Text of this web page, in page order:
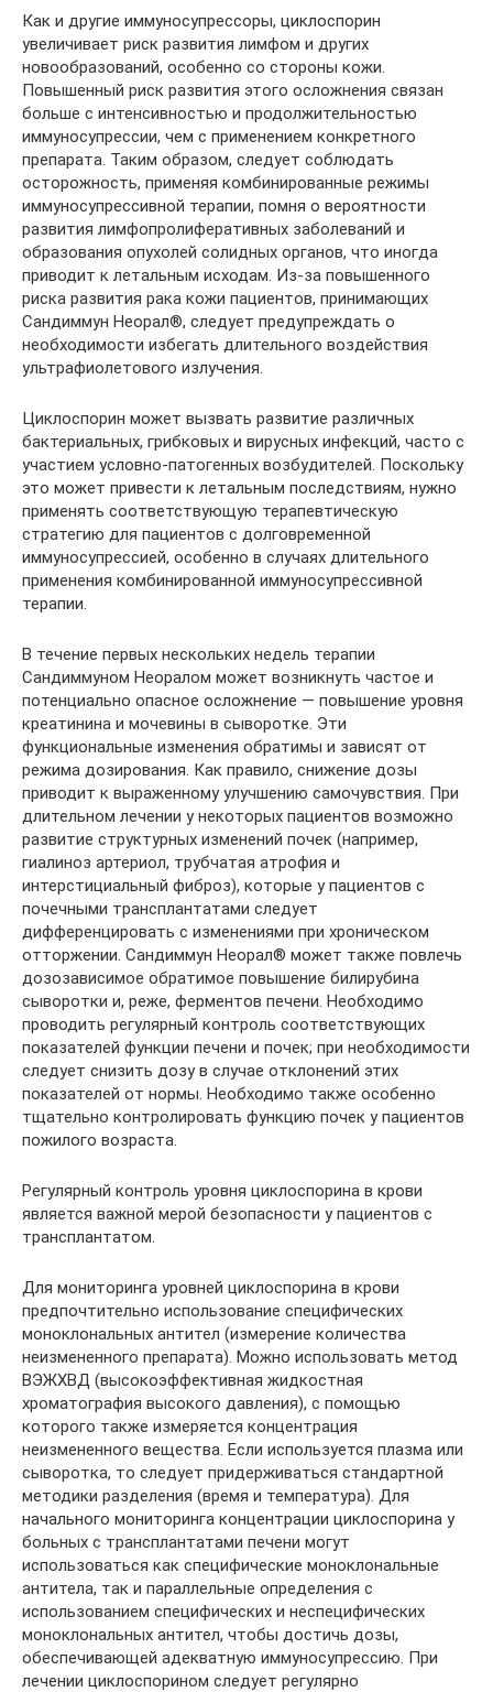
Как и другие иммуносупрессоры, циклоспорин
увеличивает риск развития лимфом и других
новообразований, особенно со стороны кожи.
Повышенный риск развития этого осложнения связан
больше с интенсивностью и продолжительностью
иммуносупрессии, чем с применением конкретного
препарата. Таким образом, следует соблюдать
осторожность, применяя комбинированные режимы
иммуносупрессивной терапии, помня о вероятности
развития лимфопролиферативных заболеваний и
образования опухолей солидных органов, что иногда
приводит к летальным исходам. Из-за повышенного
риска развития рака кожи пациентов, принимающих
Сандиммун Неорал®, следует предупреждать о
необходимости избегать длительного воздействия
ультрафиолетового излучения.
Циклоспорин может вызвать развитие различных
бактериальных, грибковых и вирусных инфекций, часто с
участием условно-патогенных возбудителей. Поскольку
это может привести к летальным последствиям, нужно
применять соответствующую терапевтическую
стратегию для пациентов с долговременной
иммуносупрессией, особенно в случаях длительного
применения комбинированной иммуносупрессивной
терапии.
В течение первых нескольких недель терапии
Сандиммуном Неоралом может возникнуть частое и
потенциально опасное осложнение — повышение уровня
креатинина и мочевины в сыворотке. Эти
функциональные изменения обратимы и зависят от
режима дозирования. Как правило, снижение дозы
приводит к выраженному улучшению самочувствия. При
длительном лечении у некоторых пациентов возможно
развитие структурных изменений почек (например,
гиалиноз артериол, трубчатая атрофия и
интерстициальный фиброз), которые у пациентов с
почечными трансплантатами следует
дифференцировать с изменениями при хроническом
отторжении. Сандиммун Неорал® может также повлечь
дозозависимое обратимое повышение билирубина
сыворотки и, реже, ферментов печени. Необходимо
проводить регулярный контроль соответствующих
показателей функции печени и почек; при необходимости
следует снизить дозу в случае отклонений этих
показателей от нормы. Необходимо также особенно
тщательно контролировать функцию почек у пациентов
пожилого возраста.
Регулярный контроль уровня циклоспорина в крови
является важной мерой безопасности у пациентов с
трансплантатом.
Для мониторинга уровней циклоспорина в крови
предпочтительно использование специфических
моноклональных антител (измерение количества
неизмененного препарата). Можно использовать метод
ВЭЖХВД (высокоэффективная жидкостная
хроматография высокого давления), с помощью
которого также измеряется концентрация
неизмененного вещества. Если используется плазма или
сыворотка, то следует придерживаться стандартной
методики разделения (время и температура). Для
начального мониторинга концентрации циклоспорина у
больных с трансплантатами печени могут
использоваться как специфические моноклональные
антитела, так и параллельные определения с
использованием специфических и неспецифических
моноклональных антител, чтобы достичь дозы,
обеспечивающей адекватную иммуносупрессию. При
лечении циклоспорином следует регулярно